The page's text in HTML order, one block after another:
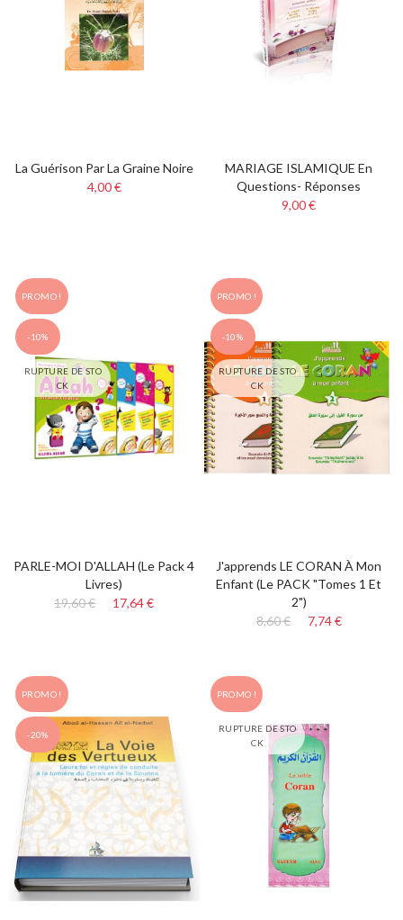
La Guérison Par La Graine Noire
4,00 €
MARIAGE ISLAMIQUE En
Questions- Réponses
9,00 €
PROMO !
-10%
RUPTURE DE STO
CK
PARLE-MOI D'ALLAH (Le Pack 4
Livres)
19,60 €
17,64 €
PROMO !
-10%
RUPTURE DE STO
CK
J'apprends LE CORAN À Mon
Enfant (le PACK "Tomes 1 Et
2")
8,60 €
7,74 €
PROMO !
-20%
PROMO !
RUPTURE DE STO
CK